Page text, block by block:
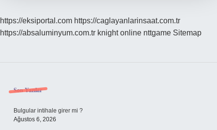
https://eksiportal.com https://caglayanlarinsaat.com.tr
https://absaluminyum.com.tr knight online nttgame Sitemap
Sidebar
Son Yazılar
Bulgular intihale girer mi ?
Ağustos 6, 2026